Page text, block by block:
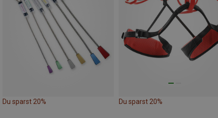
Du sparst 20% Du sparst 20%